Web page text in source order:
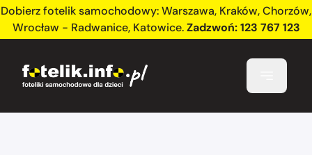
Dobierz fotelik samochodowy:Warszawa, Kraków,Chorzów,
Wrocław - Radwanice, Katowice.Zadzwoń:123 767 123